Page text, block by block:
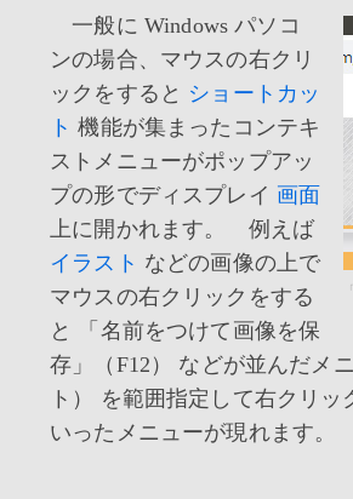
一般に Windows パソコ
ンの場合、マウスの右クリ
ックをすると ショートカッ
ト 機能が集まったコンテキ
ストメニューがポップアッ
プの形でディスプレイ 画面
上に開かれます。 例えば
イラスト などの画像の上で
マウスの右クリックをする
と 「名前をつけて画像を保
存」（F12） などが並んだメ
ト） を範囲指定して右クリ
いったメニューが現れます。